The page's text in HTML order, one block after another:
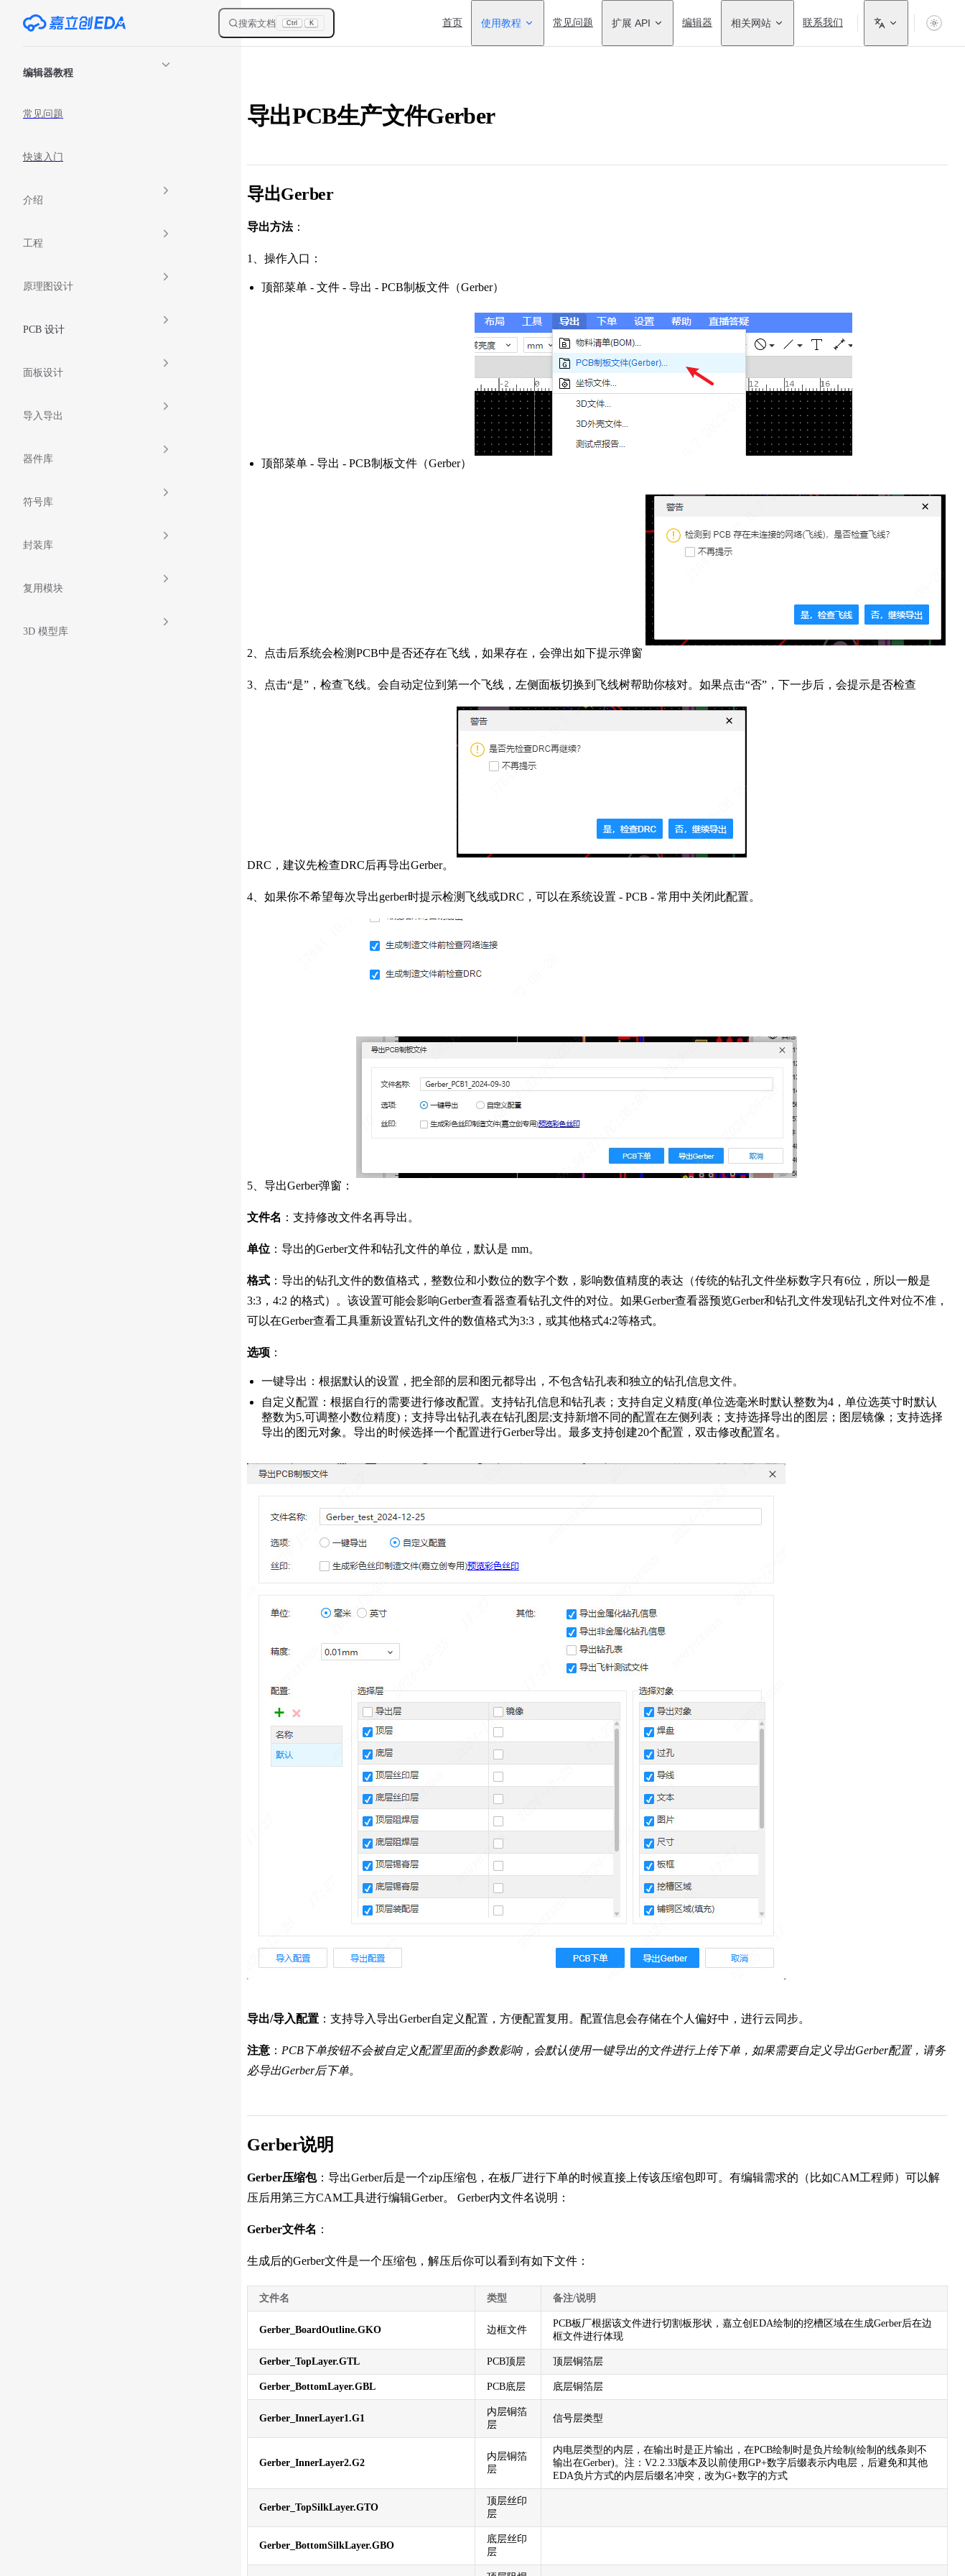
Skip to content 搜索文档 Ctrl K
Main Navigation
首页 使用教程 常见问题 扩展 API 编辑器 相关网站 联系我们
编辑器教程
常见问题
快速入门
介绍
工程
原理图设计
PCB 设计
面板设计
导入导出
器件库
符号库
封装库
复用模块
3D 模型库
导出PCB生产文件Gerber
导出Gerber
导出方法：
1、操作入口：
顶部菜单 - 文件 - 导出 - PCB制板文件（Gerber）
顶部菜单 - 导出 - PCB制板文件（Gerber）
2、点击后系统会检测PCB中是否还存在飞线，如果存在，会弹出如下提示弹窗
3、点击“是”，检查飞线。会自动定位到第一个飞线，左侧面板切换到飞线树帮助你核对。如果点击“否”，下一步后，会提示是否检查
DRC，建议先检查DRC后再导出Gerber。
4、如果你不希望每次导出gerber时提示检测飞线或DRC，可以在系统设置 - PCB - 常用中关闭此配置。
5、导出Gerber弹窗：
文件名 ：支持修改文件名再导出。
单位 ：导出的Gerber文件和钻孔文件的单位，默认是 mm。
格式 ：导出的钻孔文件的数值格式，整数位和小数位的数字个数，影响数值精度的表达（传统的钻孔文件坐标数字只有6位，所以一般是
3:3，4:2 的格式）。该设置可能会影响Gerber查看器查看钻孔文件的对位。如果Gerber查看器预览Gerber和钻孔文件发现钻孔文件对位不准，
可以在Gerber查看工具重新设置钻孔文件的数值格式为3:3，或其他格式4:2等格式。
选项 ：
一键导出：根据默认的设置，把全部的层和图元都导出，不包含钻孔表和独立的钻孔信息文件。
自定义配置：根据自行的需要进行修改配置。支持钻孔信息和钻孔表；支持自定义精度(单位选毫米时默认整数为4，单位选英寸时默认
整数为5,可调整小数位精度)；支持导出钻孔表在钻孔图层;支持新增不同的配置在左侧列表；支持选择导出的图层；图层镜像；支持选择
导出的图元对象。导出的时候选择一个配置进行Gerber导出。最多支持创建20个配置，双击修改配置名。
导出/导入配置 ：支持导入导出Gerber自定义配置，方便配置复用。配置信息会存储在个人偏好中，进行云同步。
注意 ： PCB下单按钮不会被自定义配置里面的参数影响，会默认使用一键导出的文件进行上传下单，如果需要自定义导出Gerber配置，请务
必导出Gerber后下单。
Gerber说明
Gerber压缩包：导出Gerber后是一个zip压缩包，在板厂进行下单的时候直接上传该压缩包即可。有编辑需求的（比如CAM工程师）可以解
压后用第三方CAM工具进行编辑Gerber。 Gerber内文件名说明：
Gerber文件名 ：
生成后的Gerber文件是一个压缩包，解压后你可以看到有如下文件：
文件名 类型 备注/说明
Gerber_BoardOutline.GKO 边框文件
PCB板厂根据该文件进行切割板形状，嘉立创EDA绘制的挖槽区域在生成Gerber后在边
框文件进行体现
Gerber_TopLayer.GTL PCB顶层 顶层铜箔层
Gerber_BottomLayer.GBL PCB底层 底层铜箔层
Gerber_InnerLayer1.G1
内层铜箔
层
信号层类型
Gerber_InnerLayer2.G2
内层铜箔
层
内电层类型的内层，在输出时是正片输出，在PCB绘制时是负片绘制(绘制的线条则不
输出在Gerber)。注：V2.2.33版本及以前使用GP+数字后缀表示内电层，后避免和其他
EDA负片方式的内层后缀名冲突，改为G+数字的方式
Gerber_TopSilkLayer.GTO
顶层丝印
层
Gerber_BottomSilkLayer.GBO
底层丝印
层